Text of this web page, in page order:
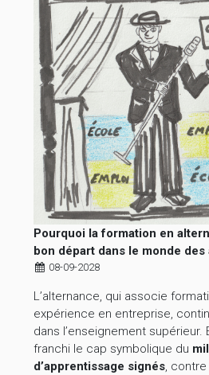
Pourquoi la formation en
bon départ dans le monde des
08-09-2028
L’alternance, qui associe
expérience en entreprise,
dans l’enseignement supérieur.
franchi le cap symbolique du
d’apprentissage signés, contre